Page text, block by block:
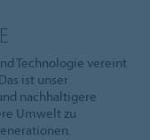
Technologie vereint
ist unser
nachhaltigere
Umwelt zu